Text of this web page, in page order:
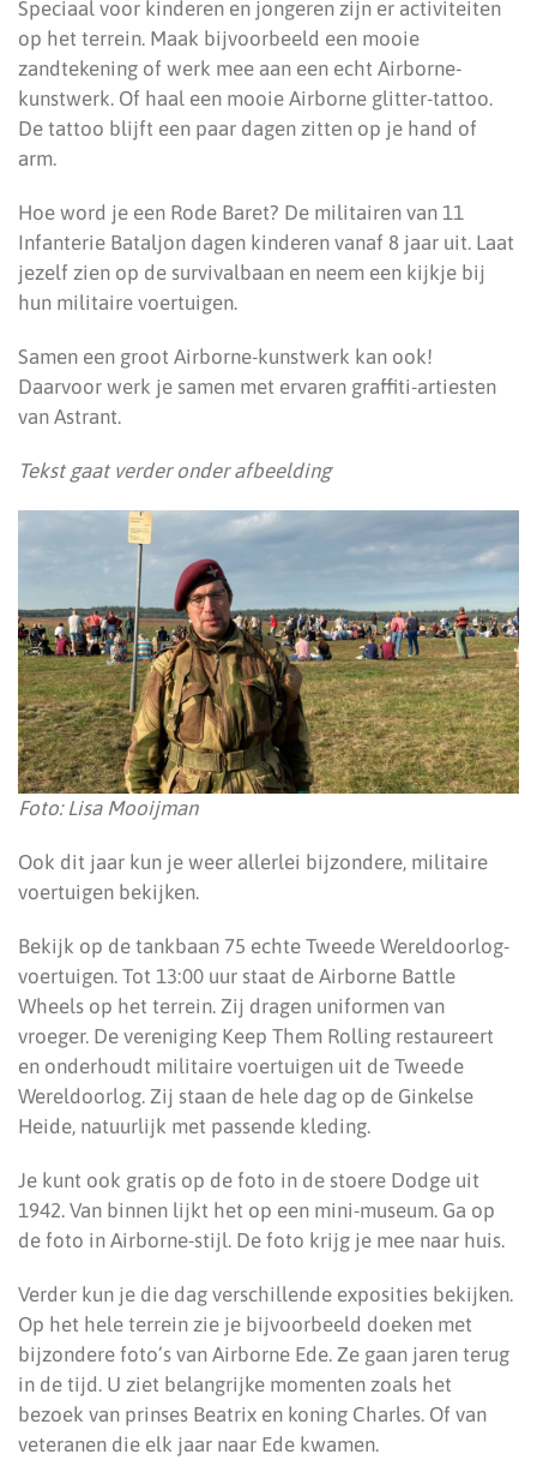
Speciaal voor kinderen en jongeren zijn er activiteiten
op het terrein. Maak bijvoorbeeld een mooie
zandtekening of werk mee aan een echt Airborne-
kunstwerk. Of haal een mooie Airborne glitter-tattoo.
De tattoo blijft een paar dagen zitten op je hand of
arm.
Hoe word je een Rode Baret? De militairen van 11
Infanterie Bataljon dagen kinderen vanaf 8 jaar uit. Laat
jezelf zien op de survivalbaan en neem een kijkje bij
hun militaire voertuigen.
Samen een groot Airborne-kunstwerk kan ook!
Daarvoor werk je samen met ervaren graffiti-artiesten
van Astrant.
Tekst gaat verder onder afbeelding
Foto: Lisa Mooijman
Ook dit jaar kun je weer allerlei bijzondere, militaire
voertuigen bekijken.
Bekijk op de tankbaan 75 echte Tweede Wereldoorlog-
voertuigen. Tot 13:00 uur staat de Airborne Battle
Wheels op het terrein. Zij dragen uniformen van
vroeger. De vereniging Keep Them Rolling restaureert
en onderhoudt militaire voertuigen uit de Tweede
Wereldoorlog. Zij staan de hele dag op de Ginkelse
Heide, natuurlijk met passende kleding.
Je kunt ook gratis op de foto in de stoere Dodge uit
1942. Van binnen lijkt het op een mini-museum. Ga op
de foto in Airborne-stijl. De foto krijg je mee naar huis.
Verder kun je die dag verschillende exposities bekijken.
Op het hele terrein zie je bijvoorbeeld doeken met
bijzondere foto’s van Airborne Ede. Ze gaan jaren terug
in de tijd. U ziet belangrijke momenten zoals het
bezoek van prinses Beatrix en koning Charles. Of van
veteranen die elk jaar naar Ede kwamen.